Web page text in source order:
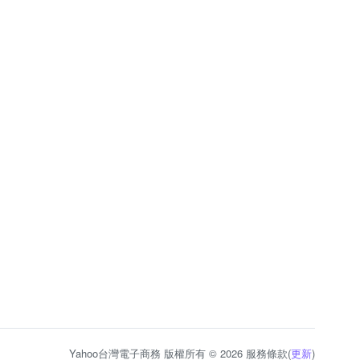
Yahoo台灣電子商務 版權所有 © 2026 服務條款(更新)